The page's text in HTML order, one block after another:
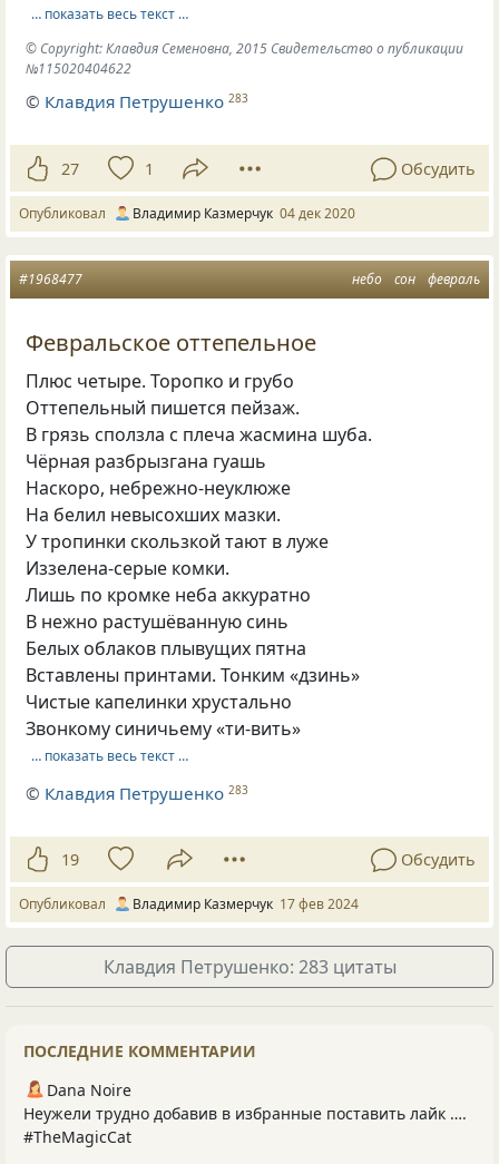
… показать весь текст …
© Copyright: Клавдия Семеновна, 2015 Свидетельство о публикации
№115020404622
© Клавдия Петрушенко 283
27 1 Обсудить
Опубликовал Владимир Казмерчук 04 дек 2020
небо сон февраль
#1968477
Февральское оттепельное
Плюс четыре. Торопко и грубо
Оттепельный пишется пейзаж.
В грязь сползла с плеча жасмина шуба.
Чёрная разбрызгана гуашь
Наскоро, небрежно-неуклюже
На белил невысохших мазки.
У тропинки скользкой тают в луже
Иззелена-серые комки.
Лишь по кромке неба аккуратно
В нежно растушёванную синь
Белых облаков плывущих пятна
Вставлены принтами. Тонким «дзинь»
Чистые капелинки хрустально
Звонкому синичьему «ти-вить»
… показать весь текст …
© Клавдия Петрушенко 283
19 Обсудить
Опубликовал Владимир Казмерчук 17 фев 2024
Клавдия Петрушенко: 283 цитаты
ПОСЛЕДНИЕ КОММЕНТАРИИ
Dana Noire
Неужели трудно добавив в избранные поставить лайк ….
#TheMagicCat